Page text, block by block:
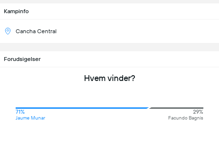
Kampinfo
Cancha Central
Forudsigelser
Hvem vinder?
71%
Jaume Munar
29%
Facundo Bagnis